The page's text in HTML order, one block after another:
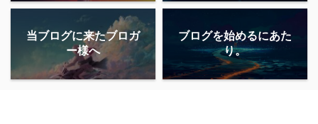
当ブログに来たブロガ
ー様へ
ブログを始めるにあた
り。